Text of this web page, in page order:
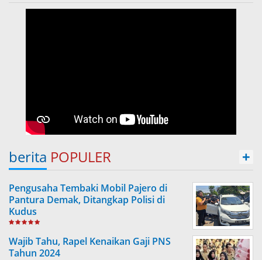
berita POPULER +
Pengusaha Tembaki Mobil Pajero di
Pantura Demak, Ditangkap Polisi di
Kudus
Wajib Tahu, Rapel Kenaikan Gaji PNS
Tahun 2024